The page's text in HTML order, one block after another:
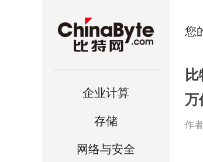
企业计算
存储
网络与安全
您
万
作